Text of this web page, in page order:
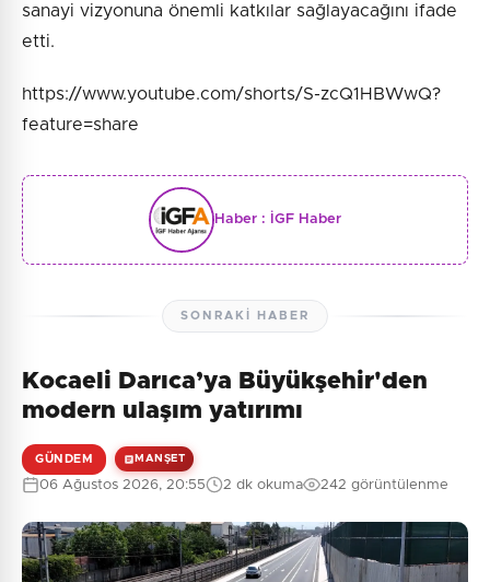
sanayi vizyonuna önemli katkılar sağlayacağını ifade
etti.
https://www.youtube.com/shorts/S-zcQ1HBWwQ?
feature=share
Haber : İGF Haber
SONRAKI HABER
Kocaeli Darıca’ya Büyükşehir'den
modern ulaşım yatırımı
GÜNDEM MANŞET
06 Ağustos 2026, 20:55 2 dk okuma 242 görüntülenme